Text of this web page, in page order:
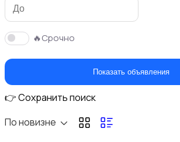
🔥Срочно
Показать объявления
👉 Сохранить поиск
По новизне